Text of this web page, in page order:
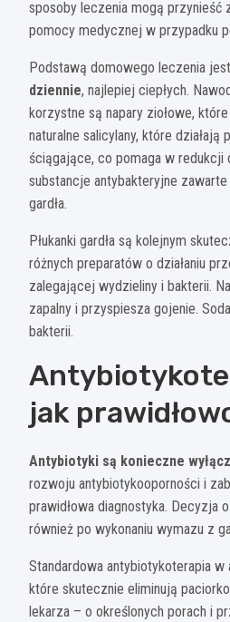
sposoby leczenia mogą przynieść
pomocy medycznej w przypadku
Podstawą domowego leczenia
dziennie, najlepiej ciepłych.
korzystne są napary ziołowe,
naturalne salicylany, które
ściągające, co pomaga w redukcji
substancje antybakteryjne zawarte
gardła.
Płukanki gardła są kolejnym
różnych preparatów o działaniu
zalegającej wydzieliny i bakterii.
zapalny i przyspiesza gojenie.
bakterii.
jak
Antybiotyki są konieczne
rozwoju antybiotykooporności i
prawidłowa diagnostyka. Decyzja
również po wykonaniu wymazu z
Standardowa antybiotykoterapia
które skutecznie eliminują
lekarza – o określonych porach i